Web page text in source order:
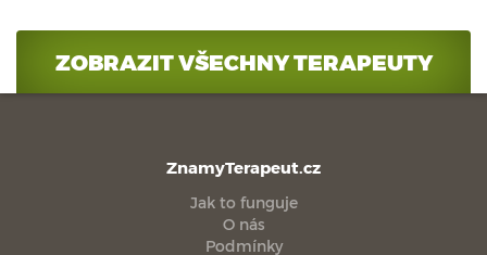
ZOBRAZIT VŠECHNY TERAPEUTY
ZnamyTerapeut.cz
Jak to funguje
O nás
Podmínky